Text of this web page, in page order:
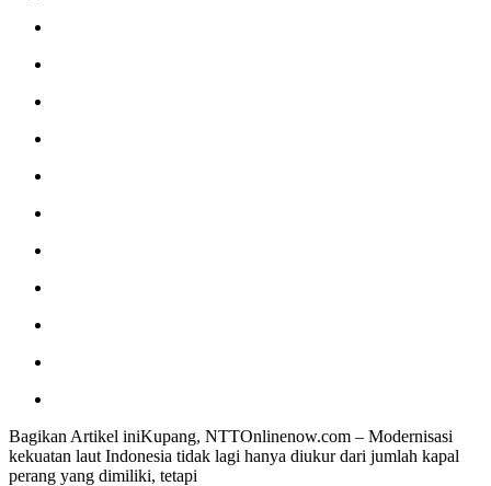
Bagikan Artikel iniKupang, NTTOnlinenow.com – Modernisasi
kekuatan laut Indonesia tidak lagi hanya diukur dari jumlah kapal
perang yang dimiliki, tetapi